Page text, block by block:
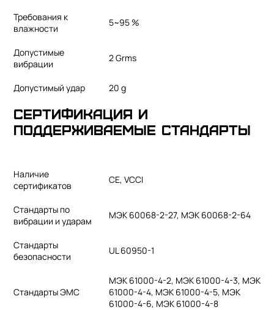
Требования к
влажности
5~95 %
Допустимые
вибрации
2 Grms
Допустимый удар 20 g
Сертификация и
поддерживаемые стандарты
Наличие
сертификатов
CE, VCCI
Стандарты по
вибрации и ударам
МЭК 60068-2-27, МЭК 60068-2-64
Стандарты
безопасности
UL 60950-1
Стандарты ЭМС
МЭК 61000-4-2, МЭК 61000-4-3, МЭК
61000-4-4, МЭК 61000-4-5, МЭК
61000-4-6, МЭК 61000-4-8